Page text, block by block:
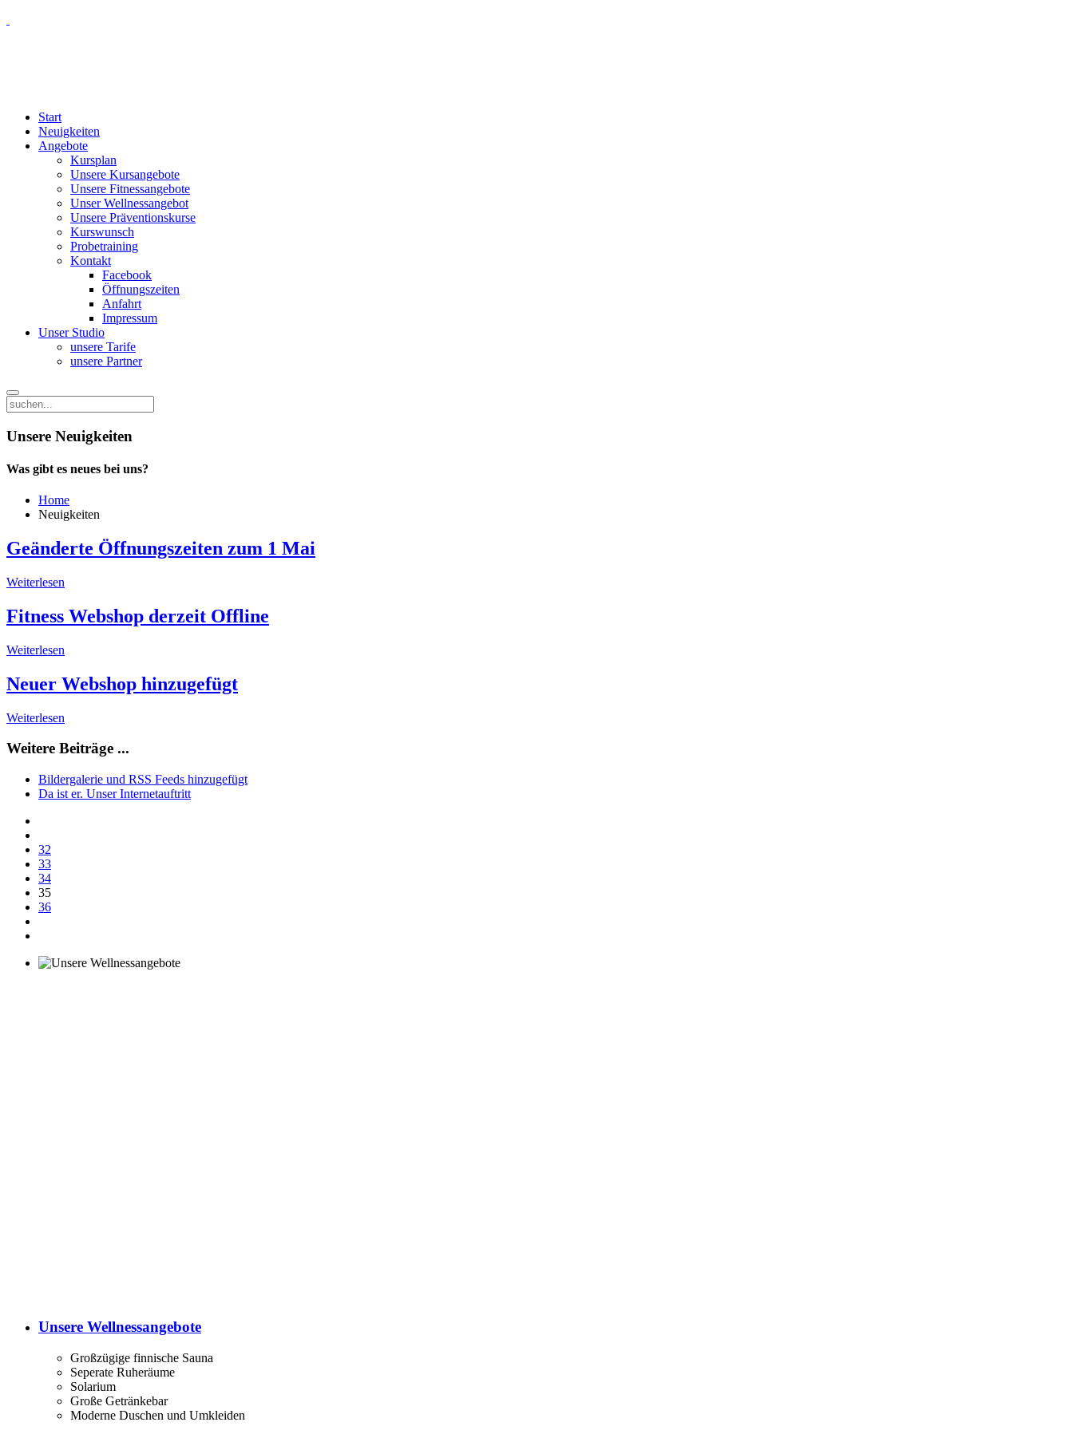
Start
Neuigkeiten
Angebote
Kursplan
Unsere Kursangebote
Unsere Fitnessangebote
Unser Wellnessangebot
Unsere Präventionskurse
Kurswunsch
Probetraining
Kontakt
Facebook
Öffnungszeiten
Anfahrt
Impressum
Unser Studio
unsere Tarife
unsere Partner
Unsere Neuigkeiten
Was gibt es neues bei uns?
Home
Neuigkeiten
Geänderte Öffnungszeiten zum 1 Mai
Weiterlesen
Fitness Webshop derzeit Offline
Weiterlesen
Neuer Webshop hinzugefügt
Weiterlesen
Weitere Beiträge ...
Bildergalerie und RSS Feeds hinzugefügt
Da ist er. Unser Internetauftritt
32
33
34
35
36
Unsere Wellnessangebote
Großzügige finnische Sauna
Seperate Ruheräume
Solarium
Große Getränkebar
Moderne Duschen und Umkleiden